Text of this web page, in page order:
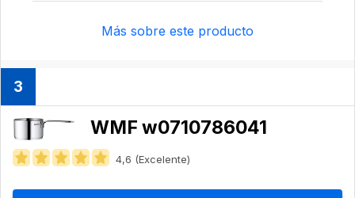
Más sobre este producto
3
WMF w0710786041
4,6 (Excelente)